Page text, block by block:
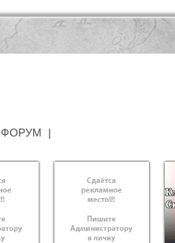
ФОРУМ |